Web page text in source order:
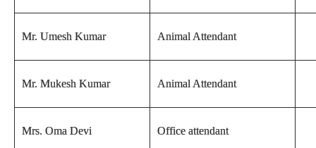
Mr. Umesh Kumar Animal Attendant
Mr. Mukesh Kumar Animal Attendant
Mrs. Oma Devi Office attendant